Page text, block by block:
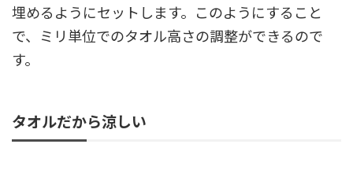
埋めるようにセットします。このようにすること
で、ミリ単位でのタオル高さの調整ができるので
す。
タオルだから涼しい